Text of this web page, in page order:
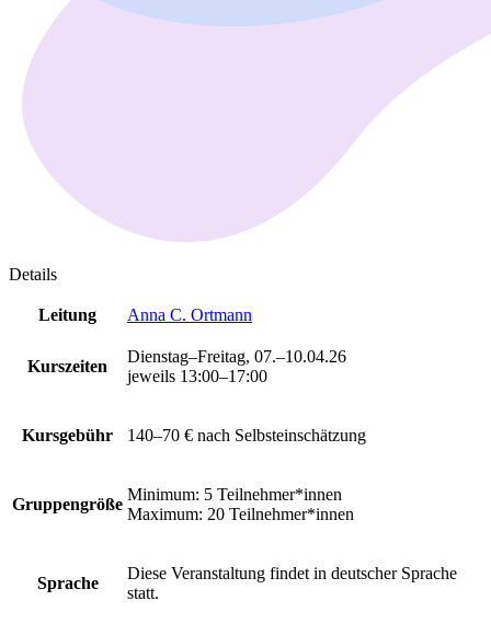
Details
Leitung Anna C. Ortmann
Kurszeiten
Dienstag–Freitag, 07.–10.04.26
jeweils 13:00–17:00
Kursgebühr 140–70 € nach Selbsteinschätzung
Gruppengröße
Minimum: 5 Teilnehmer*innen
Maximum: 20 Teilnehmer*innen
Sprache
Diese Veranstaltung findet in deutscher Sprache
statt.